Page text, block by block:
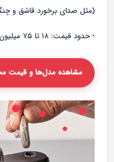
(مثل صدای برخورد قاشق و
• حدود قیمت: ۱۸ تا ۷۵ میلیون تومان.
مشاهده مدل‌ها و قیمت